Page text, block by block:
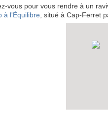
vous pour vous rendre à un
à l'Équilibre , situé à Cap-Ferret